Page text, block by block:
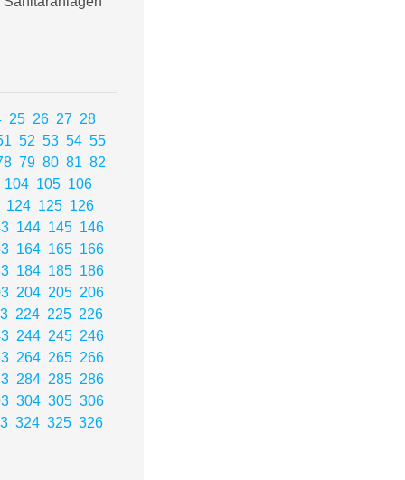
25 26 27 28
52 53 54 55
79 80 81 82
104 105 106
124 125 126
144 145 146
164 165 166
184 185 186
204 205 206
224 225 226
244 245 246
264 265 266
284 285 286
304 305 306
324 325 326